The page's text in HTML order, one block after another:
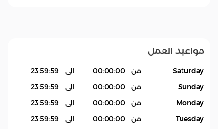
مواعيد العمل
Saturday من 00:00:00 الى
23:59:59
Sunday
من 00:00:00 الى
23:59:59
Monday
من 00:00:00 الى
23:59:59
Tuesday
من 00:00:00 الى
23:59:59